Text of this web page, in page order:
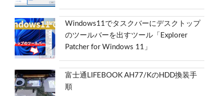
Windows11でタスクバーにデスクトップ
のツールバーを出すツール「Explorer
Patcher for Windows 11」
富士通LIFEBOOK AH77/KのHDD換装手
順